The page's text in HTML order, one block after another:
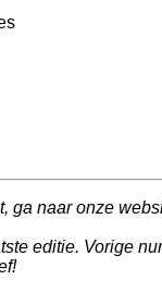
ga naar onze
editie. Vorige